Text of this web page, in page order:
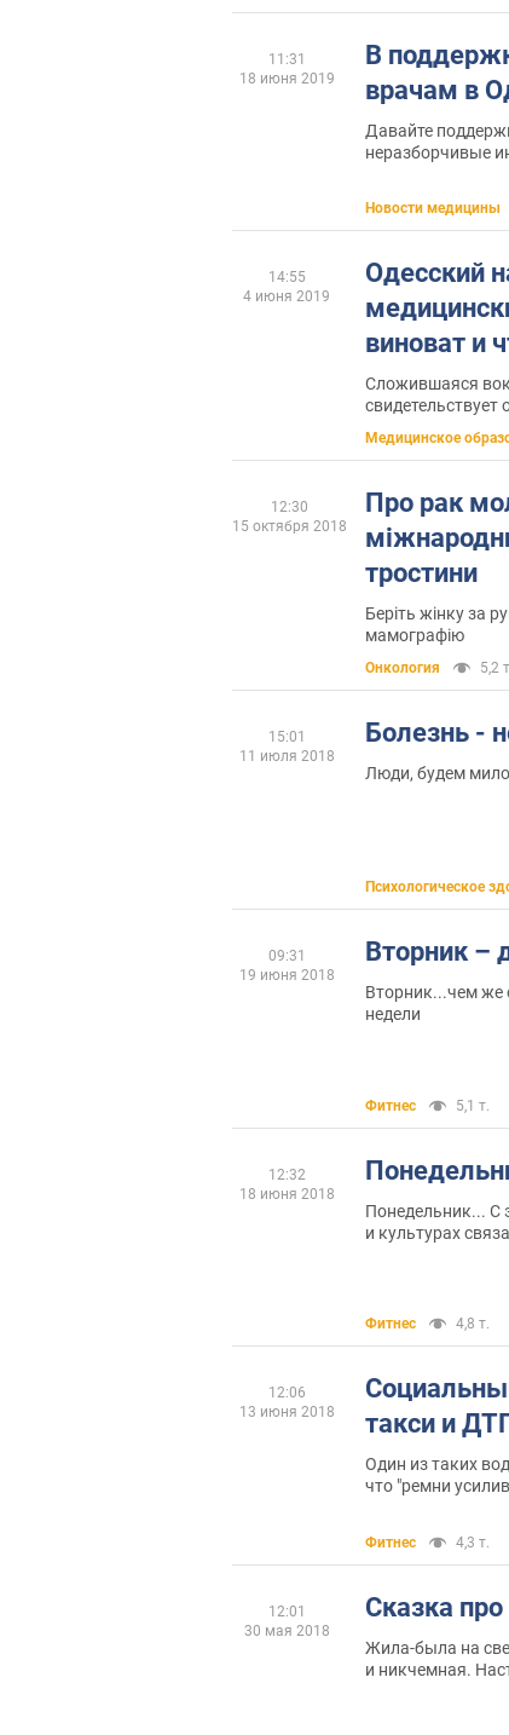
В
врачам в
Давайте
неразборчивые
Новости медицины
11:31
18 июня 2019
Одесский
виноват и
Сложившаяся
свидетельствует
управления в
Медицинское
14:55
4 июня 2019
Про рак
тростини
Беріть жінку за
мамографію
Онкология 5,2
12:30
15 октября 2018
Болезнь -
Люди, будем
Психологическое
15:01
11 июля 2018
Вторник –
Вторник...чем же
недели
Фитнес 5,1 т.
09:31
19 июня 2018
Понедельник... С
и культурах
Фитнес 4,8 т.
12:32
18 июня 2018
такси и
Один из таких
что "ремни
Фитнес 4,3 т.
12:06
13 июня 2018
Сказка
Жила-была на
и никчемная.
12:01
30 мая 2018